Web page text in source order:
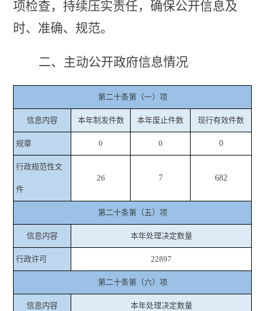
项检查，持续压实责任，确保公开信息及
时、准确、规范。
二、主动公开政府信息情况
第二十条第（一）项
信息内容 本年制发件数 本年废止件数 现行有效件数
规章 0 0 0
行政规范性文
件
26 7 682
第二十条第（五）项
信息内容 本年处理决定数量
行政许可 22897
第二十条第（六）项
信息内容 本年处理决定数量